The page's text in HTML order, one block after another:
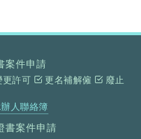
案件申請
更許可 更名補解僱
廢止
人聯絡簿
書案件申請